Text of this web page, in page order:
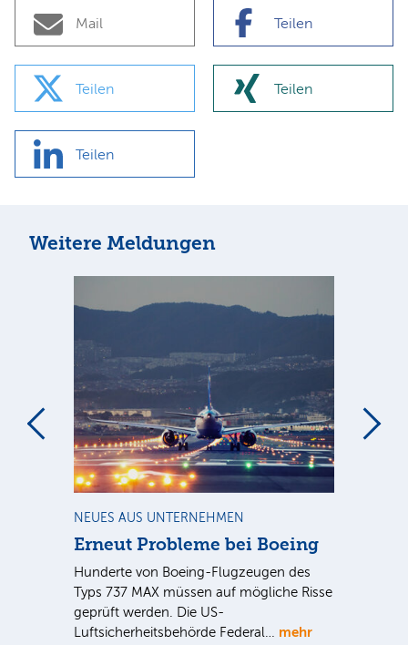
Mail Teilen
Teilen Teilen
Teilen
Weitere Meldungen
NEUES AUS UNTERNEHMEN
Erneut Probleme bei Boeing
Hunderte von Boeing-Flugzeugen des
Typs 737 MAX müssen auf mögliche Risse
geprüft werden. Die US-
Luftsicherheitsbehörde Federal… mehr